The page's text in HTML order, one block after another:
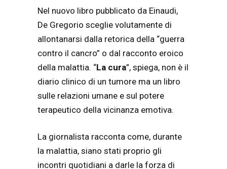
Nel nuovo libro pubblicato da Einaudi,
De Gregorio sceglie volutamente di
allontanarsi dalla retorica della “guerra
contro il cancro” o dal racconto eroico
della malattia. “La cura”, spiega, non è il
diario clinico di un tumore ma un libro
sulle relazioni umane e sul potere
terapeutico della vicinanza emotiva.
La giornalista racconta come, durante
la malattia, siano stati proprio gli
incontri quotidiani a darle la forza di